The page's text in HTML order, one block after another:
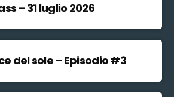
– 31 luglio 2026
del sole – Episodio #3